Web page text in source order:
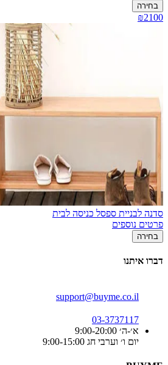
בחירה
₪2100
סדנה לבניית ספסל כניסה לבית
פרטים נוספים
בחירה
דברו איתנו
support@buyme.co.il
03-3737117
א׳-ה׳ 9:00-20:00
יום ו׳ וערבי חג 9:00-15:00